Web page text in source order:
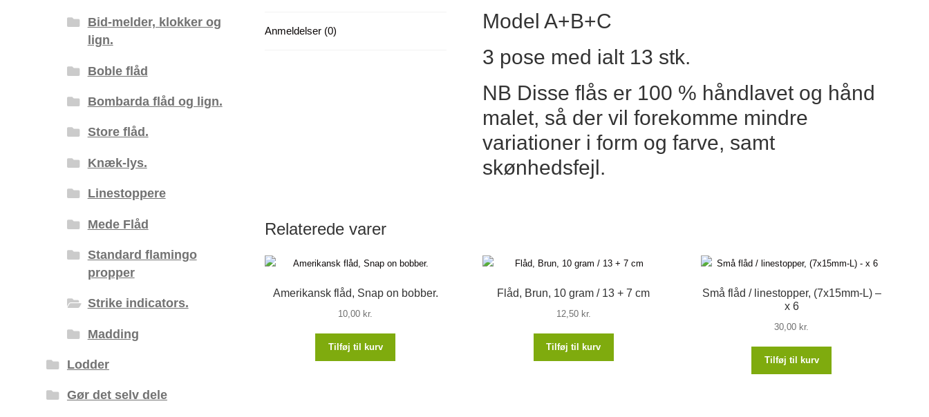
Anmeldelser (0)
Model A+B+C
3 pose med ialt 13 stk.
NB Disse flås er 100 % håndlavet og hånd
malet, så der vil forekomme mindre
variationer i form og farve, samt
skønhedsfejl.
Relaterede varer
Amerikansk flåd, Snap on bobber.
10,00 kr.
Tilføj til kurv
Flåd, Brun, 10 gram / 13 + 7 cm
12,50 kr.
Tilføj til kurv
Små flåd / linestopper, (7x15mm-L) –
x 6
30,00 kr.
Tilføj til kurv
Bid-melder, klokker og
lign.
Boble flåd
Bombarda flåd og lign.
Store flåd.
Knæk-lys.
Linestoppere
Mede Flåd
Standard flamingo
propper
Strike indicators.
Madding
Lodder
Gør det selv dele